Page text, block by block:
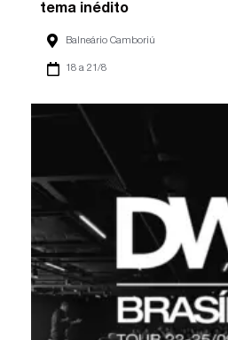
tema inédito
Balneário Camboriú
18 a 21/8